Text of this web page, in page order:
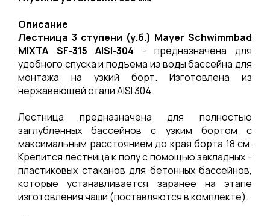
Описание
Лестница 3 ступени (у.б.) Mayer Schwimmbad
MIXTA SF-315 AISI-304 - предназначена для
удобного спуска и подъема из воды бассейна для
монтажа на узкий борт. Изготовлена из
нержавеющей стали AISI 304.
Лестница предназначена для полностью
заглубленных бассейнов с узким бортом с
максимальным расстоянием до края борта 18 см.
Крепится лестница к полу с помощью закладных -
пластиковых стаканов для бетонных бассейнов,
которые устанавливается заранее на этапе
изготовления чаши (поставляются в комплекте).